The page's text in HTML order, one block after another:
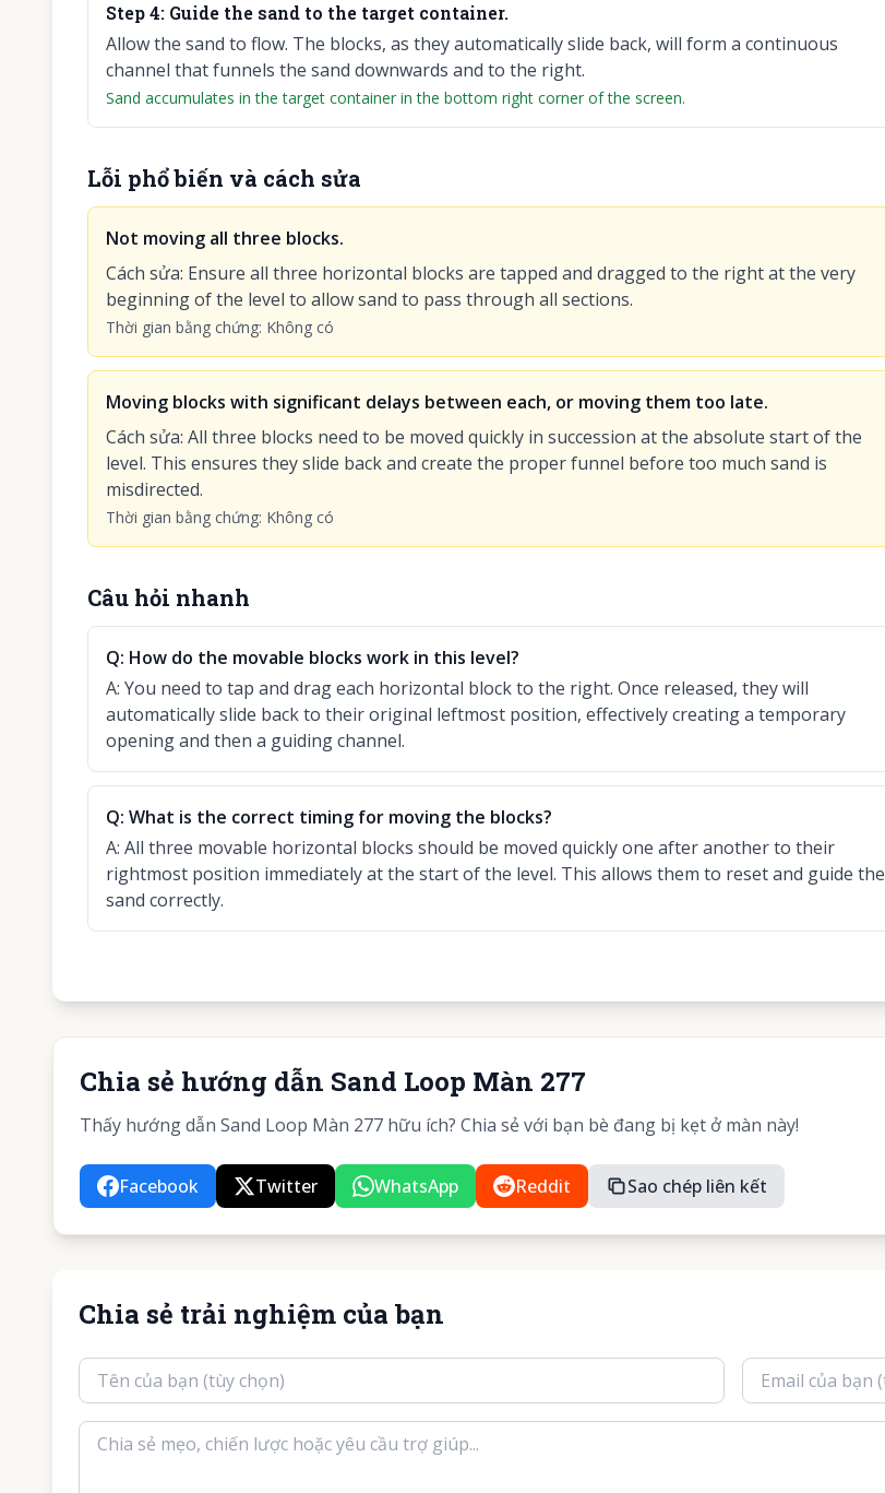
Step4: Guide the sand to the target container.
Allow the sand to flow. The blocks, as they automatically slide back, will form a continuous
channel that funnels the sand downwards and to the right.
Sand accumulates in the target container in the bottom right corner of the screen.
Lỗi phổ biến và cách sửa
Not moving all three blocks.
Cách sửa: Ensure all three horizontal blocks are tapped and dragged to the right at the very
beginning of the level to allow sand to pass through all sections.
Thời gian bằng chứng: Không có
Moving blocks with significant delays between each, or moving them too late.
Cách sửa: All three blocks need to be moved quickly in succession at the absolute start of the
level. This ensures they slide back and create the proper funnel before too much sand is
misdirected.
Thời gian bằng chứng: Không có
Câu hỏi nhanh
Q: How do the movable blocks work in this level?
A: You need to tap and drag each horizontal block to the right. Once released, they will
automatically slide back to their original leftmost position, effectively creating a temporary
opening and then a guiding channel.
Q: What is the correct timing for moving the blocks?
A: All three movable horizontal blocks should be moved quickly one after another to their
rightmost position immediately at the start of the level. This allows them to reset and guide the
sand correctly.
Chia sẻ hướng dẫn Sand Loop Màn 277
Thấy hướng dẫn Sand Loop Màn 277 hữu ích? Chia sẻ với bạn bè đang bị kẹt ở màn này!
Facebook Twitter WhatsApp Reddit Sao chép liên kết
Chia sẻ trải nghiệm của bạn